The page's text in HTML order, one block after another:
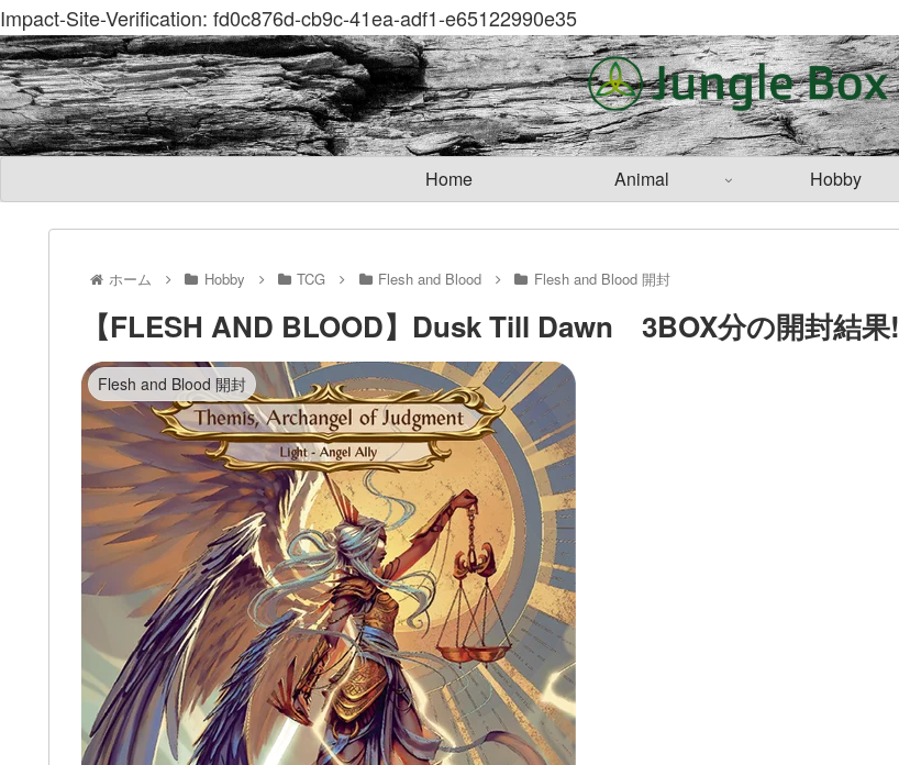
Impact-Site-Verification: fd0c876d-cb9c-41ea-adf1-e65122990e35
Home Animal Hobby
ホーム Hobby TCG Flesh and Blood Flesh and Blood 開封
【FLESH AND BLOOD】Dusk Till Dawn 3BOX分の開封結果!
Flesh and Blood 開封